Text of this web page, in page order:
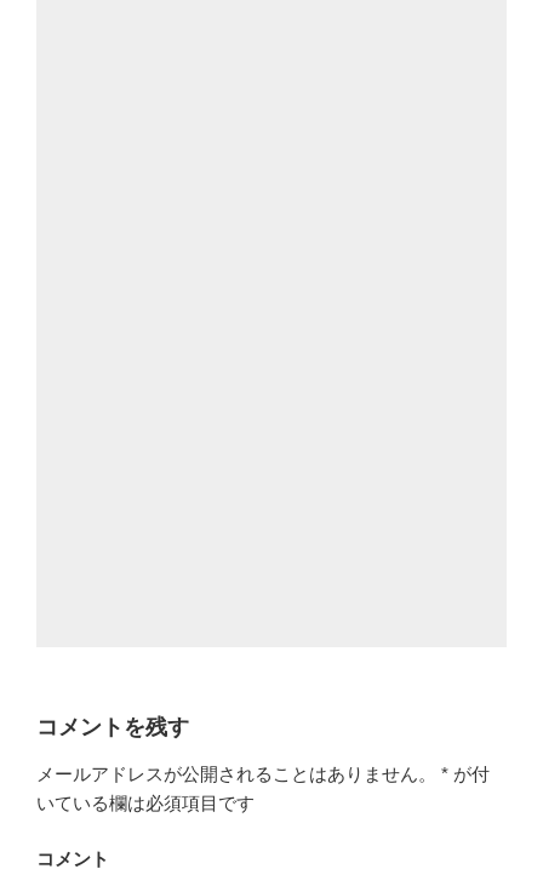
コメントを残す
メールアドレスが公開されることはありません。 * が付
いている欄は必須項目です
コメント